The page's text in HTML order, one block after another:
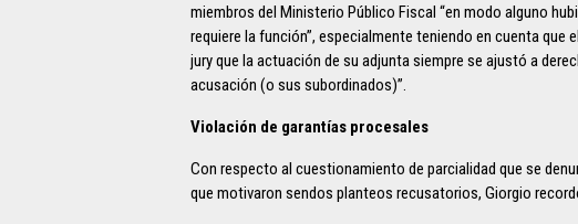
miembros del Ministerio Público Fiscal “en modo alguno
requiere la función”, especialmente teniendo en cuenta que
jury que la actuación de su adjunta siempre se ajustó a
acusación (o sus subordinados)”.
Violación de garantías procesales
Con respecto al cuestionamiento de parcialidad que se
que motivaron sendos planteos recusatorios, Giorgio